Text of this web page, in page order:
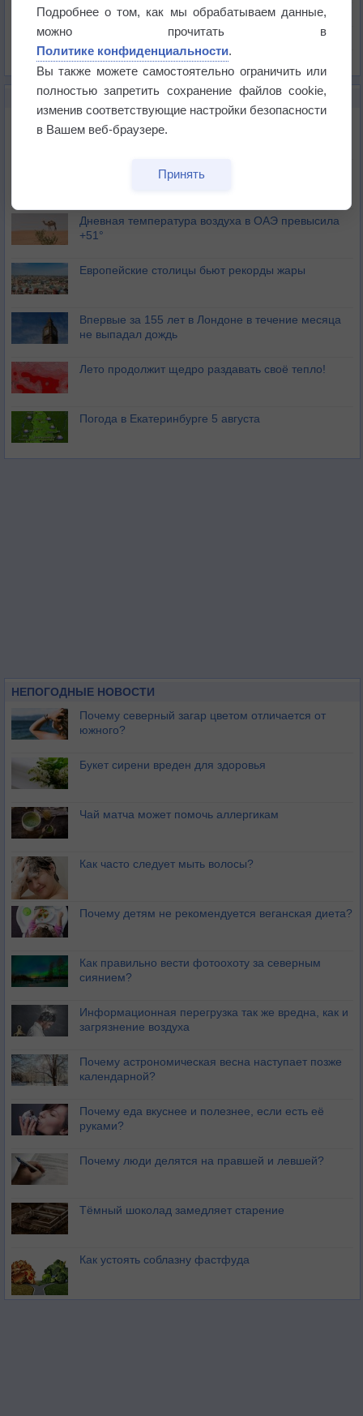
Осадки
Облачность
Список всех карт
НОВОЕ О ПОГОДЕ
Июль в России стал самым тёплым за всю
историю
В Центральной России наступают самые жаркие
Дневная температура воздуха в ОАЭ превысила
+51°
Европейские столицы бьют рекорды жары
Впервые за 155 лет в Лондоне в течение месяца
не выпадал дождь
Лето продолжит щедро раздавать своё тепло!
Погода в Екатеринбурге 5 августа
НЕПОГОДНЫЕ НОВОСТИ
Почему северный загар цветом отличается от
южного?
Букет сирени вреден для здоровья
Чай матча может помочь аллергикам
Как часто следует мыть волосы?
Почему детям не рекомендуется веганская диета?
Как правильно вести фотоохоту за северным
сиянием?
Информационная перегрузка так же вредна, как и
загрязнение воздуха
Почему астрономическая весна наступает позже
календарной?
Почему еда вкуснее и полезнее, если есть её
руками?
Почему люди делятся на правшей и левшей?
Тёмный шоколад замедляет старение
Как устоять соблазну фастфуда
Подробнее о том, как мы обрабатываем данные,
можно прочитать в
Политике конфиденциальности.
Вы также можете самостоятельно ограничить или
полностью запретить сохранение файлов cookie,
изменив соответствующие настройки безопасности
в Вашем веб-браузере.
Принять